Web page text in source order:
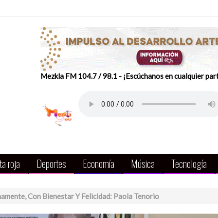
Mezkla FM 104.7 / 98.1 - ¡Escúchanos en cualquier
roja Deportes Economía Música Tecnología
Con Bienestar Y Felicidad: Paola Tenorio